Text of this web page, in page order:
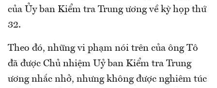
của Ủy ban Kiểm tra Trung ương về kỳ họp thứ
32.
Theo đó, những vi phạm nói trên của ông Tô
đã được Chủ nhiệm Uỷ ban Kiểm tra Trung
ương nhắc nhở, nhưng không được nghiêm túc